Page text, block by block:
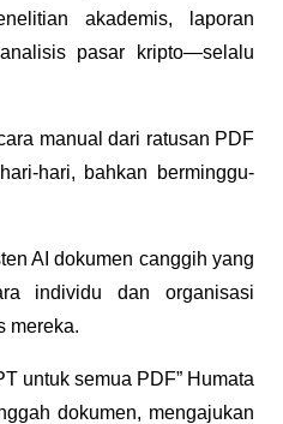
akademis, laporan
pasar kripto—selalu
manual dari ratusan PDF
hari, bahkan berminggu-
AI dokumen canggih yang
individu dan organisasi
mereka.
untuk semua PDF” Humata
dokumen, mengajukan